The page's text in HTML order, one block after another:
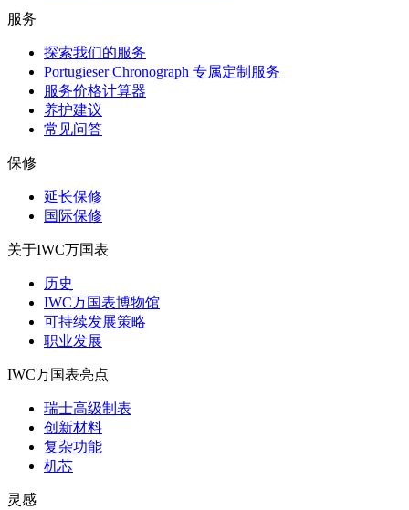
服务
探索我们的服务
Portugieser Chronograph 专属定制服务
服务价格计算器
养护建议
常见问答
保修
延长保修
国际保修
关于IWC万国表
历史
IWC万国表博物馆
可持续发展策略
职业发展
IWC万国表亮点
瑞士高级制表
创新材料
复杂功能
机芯
灵感